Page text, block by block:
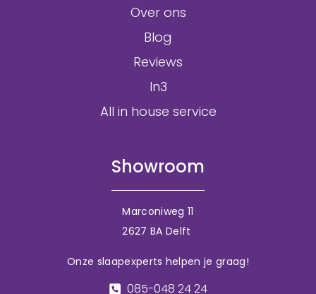
Over ons
Blog
Reviews
In3
All in house service
Showroom
Marconiweg 11
2627 BA Delft
Onze slaapexperts helpen je graag!
085-048 24 24